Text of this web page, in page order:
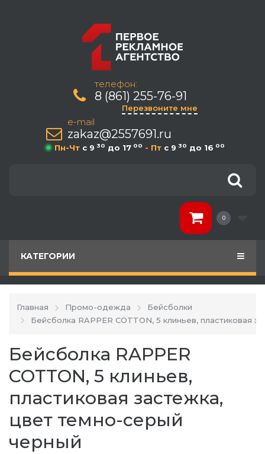
телефон:
8 (861) 255-76-91
Перезвоните мне
e-mail
zakaz@2557691.ru
Пн-Чт c 9 30 до 17 00 - Пт c 9 30 до 16 00
0
КАТЕГОРИИ
Главная Промо-одежда
Бейсболки
Бейсболка RAPPER COTTON, 5 клиньев, пластиковая
Бейсболка RAPPER
COTTON, 5 клиньев,
пластиковая застежка,
цвет темно-серый
черный